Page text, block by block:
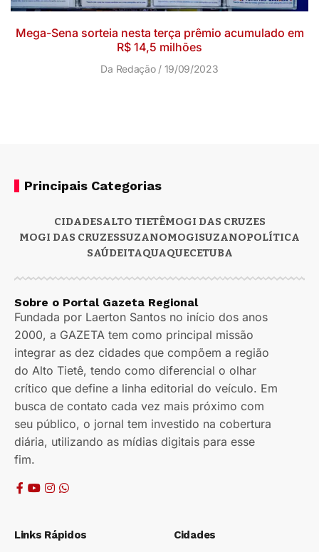
Mega-Sena sorteia nesta terça prêmio acumulado em
R$ 14,5 milhões
Da Redação 19/09/2023
Principais Categorias
CIDADESALTO TIETÊMOGI DAS CRUZES
MOGI DAS CRUZESSUZANOMOGISUZANOPOLÍTICA
SAÚDEITAQUAQUECETUBA
Sobre o Portal Gazeta Regional
Fundada por Laerton Santos no início dos anos
2000, a GAZETA tem como principal missão
integrar as dez cidades que compõem a região
do Alto Tietê, tendo como diferencial o olhar
crítico que define a linha editorial do veículo. Em
busca de contato cada vez mais próximo com
seu público, o jornal tem investido na cobertura
diária, utilizando as mídias digitais para esse
fim.
Links Rápidos Cidades